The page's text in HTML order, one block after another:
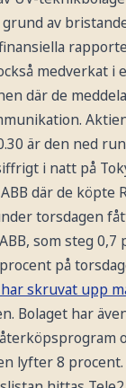
av
medverkat i
där de
är den ned
i natt på
där de köpte
torsdagen
som steg 0,7
på
skruvat upp
Bolaget har
lyfter 8 procent.